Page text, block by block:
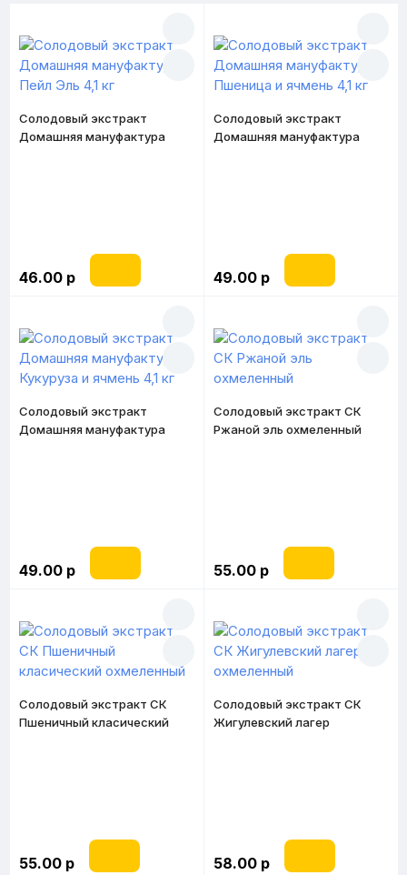
Солодовый экстракт
Домашняя мануфактура
46.00 р
Солодовый экстракт
Домашняя мануфактура
49.00 р
Солодовый экстракт
Домашняя мануфактура
49.00 р
Солодовый экстракт СК
Ржаной эль охмеленный
55.00 р
Солодовый экстракт СК
Пшеничный класический
55.00 р
Солодовый экстракт СК
Жигулевский лагер
58.00 р